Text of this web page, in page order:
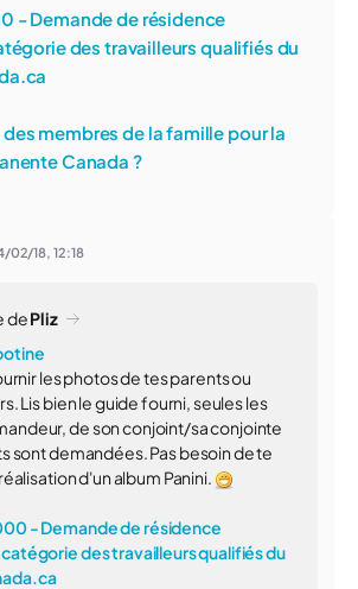
- Demande de résidence
des travailleurs qualifiés du
membres de la famille pour la
Canada ?
02/18, 12:18
dePliz
les photos de tes parents ou
Lis bien le guide fourni, seules les
de son conjoint/sa conjointe
sont demandées. Pas besoin de te
d'un album Panini.
- Demande de résidence
des travailleurs qualifiés du